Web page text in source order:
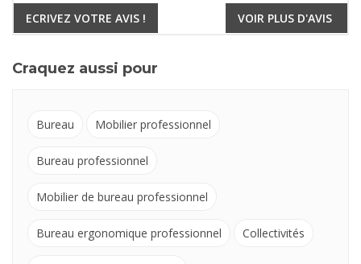
ECRIVEZ VOTRE AVIS ! VOIR PLUS D'AVIS
Craquez aussi pour
Bureau Mobilier professionnel
Bureau professionnel
Mobilier de bureau professionnel
Bureau ergonomique professionnel Collectivités